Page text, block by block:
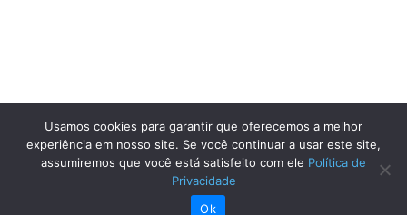
Usamos cookies para garantir que oferecemos a melhor
experiência em nosso site. Se você continuar a usar este site,
assumiremos que você está satisfeito com ele Política de
Privacidade
Ok